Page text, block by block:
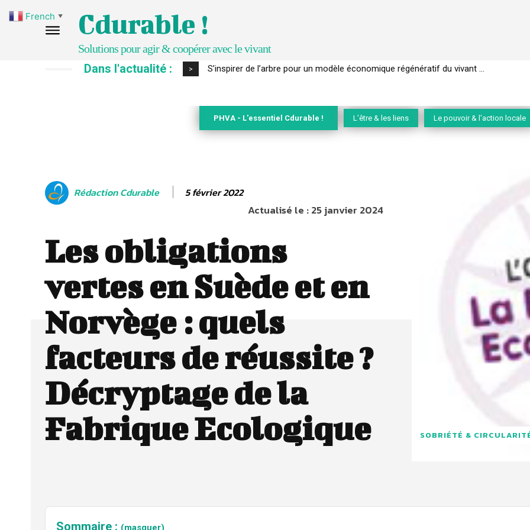
Cdurable !
Solutions pour agir & coopérer avec le vivant
Dans l'actualité : > IPBES : le « GIEC de la biodiversité » appelle les entreprises à devenir des alliées du
PHVA - L'essentiel Cdurable ! L'être & les liens Le pouvoir & l'action locale
Rédaction Cdurable 5 février 2022
Actualisé le :25 janvier 2024
Les obligations
vertes en Suède et en
Norvège : quels
facteurs de réussite ?
Décryptage de la
Fabrique Ecologique
SOBRIÉTÉ &
Sommaire : (masquer)
French ▼